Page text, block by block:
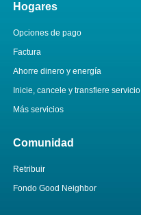
Hogares
Opciones de pago
Factura
Ahorre dinero y energía
Inicie, cancele y transfiere servicio
Más servicios
Comunidad
Retribuir
Fondo Good Neighbor